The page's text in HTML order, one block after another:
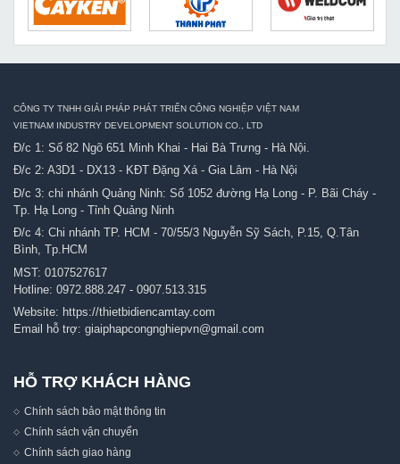
CÔNG TY TNHH GIẢI PHÁP PHÁT TRIỂN CÔNG NGHIỆP VIỆT NAM
VIETNAM INDUSTRY DEVELOPMENT SOLUTION CO., LTD
Đ/c 1: Số 82 Ngõ 651 Minh Khai - Hai Bà Trưng - Hà Nội.
Đ/c 2: A3D1 - DX13 - KĐT Đặng Xá - Gia Lâm - Hà Nội
Đ/c 3: chi nhánh Quảng Ninh: Số 1052 đường Hạ Long - P. Bãi Cháy -
Tp. Hạ Long - Tỉnh Quảng Ninh
Đ/c 4: Chi nhánh TP. HCM - 70/55/3 Nguyễn Sỹ Sách, P.15, Q.Tân
Bình, Tp.HCM
MST: 0107527617
Hotline: 0972.888.247 - 0907.513.315
Website: https://thietbidiencamtay.com
Email hỗ trợ: giaiphapcongnghiepvn@gmail.com
HỖ TRỢ KHÁCH HÀNG
Chính sách bảo mật thông tin
Chính sách vận chuyển
Chính sách giao hàng